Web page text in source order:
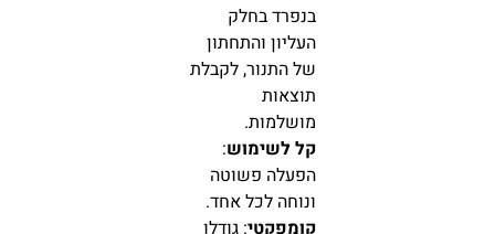
בנפרד בחלק
העליון והתחתון
של התנור, לקבלת
תוצאות
מושלמות.
קל לשימוש:
הפעלה פשוטה
ונוחה לכל אחד.
קומפקטי: גודלו